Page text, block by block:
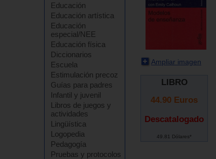
Educación
Educación artística
Educación
especial/NEE
Educación física
Diccionarios
Escuela
Estimulación precoz
Guías para padres
Infantil y juvenil
Libros de juegos y
actividades
Lingüística
Logopedia
Pedagogía
Pruebas y protocolos
Ampliar imagen
LIBRO
44.90 Euros
Descatalogado
49.81 Dólares*